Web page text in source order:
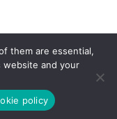
Airton Toyansk
them are essential,
and your
policy